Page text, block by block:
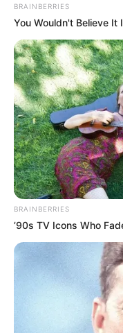
BRAINBERRIES
You Wouldn't Believe It
BRAINBERRIES
’90s TV Icons Who